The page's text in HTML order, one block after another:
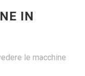
IN
le macchine